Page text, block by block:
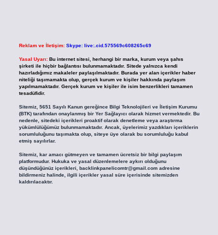
Reklam ve İletişim: Skype: live:.cid.575569c608265c69
Yasal Uyarı: Bu internet sitesi, herhangi bir marka, kurum veya şahıs
şirketi ile hiçbir bağlantısı bulunmamaktadır. Sitede yalnızca kendi
hazırladığımız makaleler paylaşılmaktadır. Burada yer alan içerikler haber
niteliği taşımamakta olup, gerçek kurum ve kişiler hakkında paylaşım
yapılmamaktadır. Gerçek kurum ve kişiler ile isim benzerlikleri tamamen
tesadüfidir.
Sitemiz, 5651 Sayılı Kanun gereğince Bilgi Teknolojileri ve İletişim Kurumu
(BTK) tarafından onaylanmış bir Yer Sağlayıcı olarak hizmet vermektedir. Bu
nedenle, sitedeki içerikleri proaktif olarak denetleme veya araştırma
yükümlülüğümüz bulunmamaktadır. Ancak, üyelerimiz yazdıkları içeriklerin
sorumluluğunu taşımakta olup, siteye üye olarak bu sorumluluğu kabul
etmiş sayılırlar.
Sitemiz, kar amacı gütmeyen ve tamamen ücretsiz bir bilgi paylaşım
platformudur. Hukuka ve yasal düzenlemelere aykırı olduğunu
düşündüğünüz içerikleri, backlinkpanelicomtr@gmail.comadresine
bildirmeniz halinde, ilgili içerikler yasal süre içerisinde sitemizden
kaldırılacaktır.